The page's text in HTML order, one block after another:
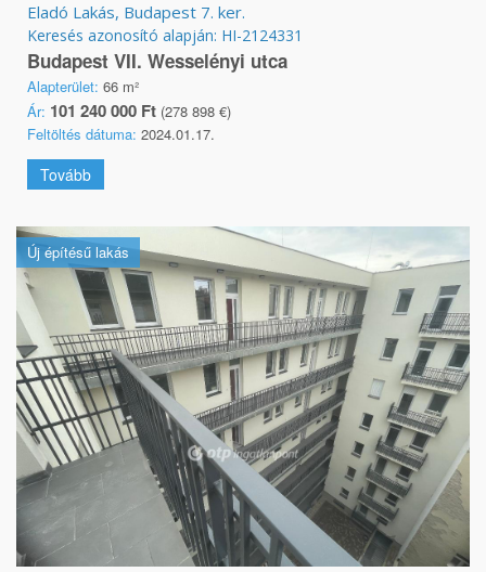
Eladó Lakás, Budapest 7. ker.
Keresés azonosító alapján: HI-2124331
Budapest VII. Wesselényi utca
Alapterület: 66 m²
Ár: 101 240 000 Ft (278 898 €)
Feltöltés dátuma: 2024.01.17.
Tovább
Új építésű lakás